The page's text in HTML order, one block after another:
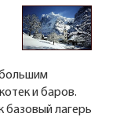
и баров.
базовый лагерь